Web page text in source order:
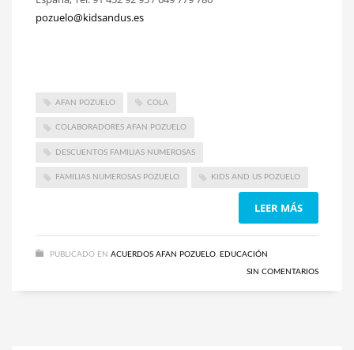
pozuelo@kidsandus.es
AFAN POZUELO COLA
COLABORADORES AFAN POZUELO
DESCUENTOS FAMILIAS NUMEROSAS
FAMILIAS NUMEROSAS POZUELO KIDS AND US POZUELO
LEER MÁS
PUBLICADO EN ACUERDOS AFAN POZUELO EDUCACIÓN
SIN COMENTARIOS